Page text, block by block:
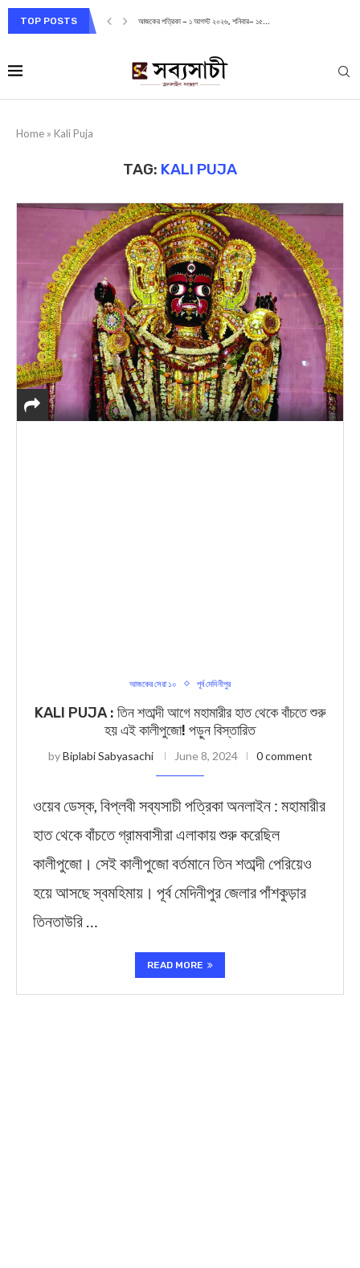
TOP POSTS আজকের পত্রিকা – ১ আগস্ট ২০২৬, শনিবার– ১৫...
Home » Kali Puja
TAG: KALI PUJA
আজকের সেরা ১০ পূর্ব মেদিনীপুর
KALI PUJA : তিন শতাব্দী আগে মহামারীর হাত থেকে বাঁচতে শুরু
হয় এই কালীপুজো! পড়ুন বিস্তারিত
byBiplabi Sabyasachi June 8, 2024 0 comment
ওয়েব ডেস্ক, বিপ্লবী সব্যসাচী পত্রিকা অনলাইন : মহামারীর
হাত থেকে বাঁচতে গ্রামবাসীরা এলাকায় শুরু করেছিল
কালীপুজো। সেই কালীপুজো বর্তমানে তিন শতাব্দী পেরিয়েও
হয়ে আসছে স্বমহিমায়। পূর্ব মেদিনীপুর জেলার পাঁশকুড়ার
তিনতাউরি …
READ MORE